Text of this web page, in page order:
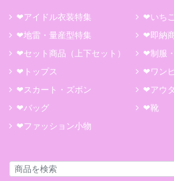
❤アイドル衣装特集
❤いち
❤地雷・量産型特集
❤即納
❤セット商品（上下セット）
❤制服
❤トップス
❤ワン
❤スカート・ズボン
❤アウ
❤バッグ
❤靴
❤ファッション小物